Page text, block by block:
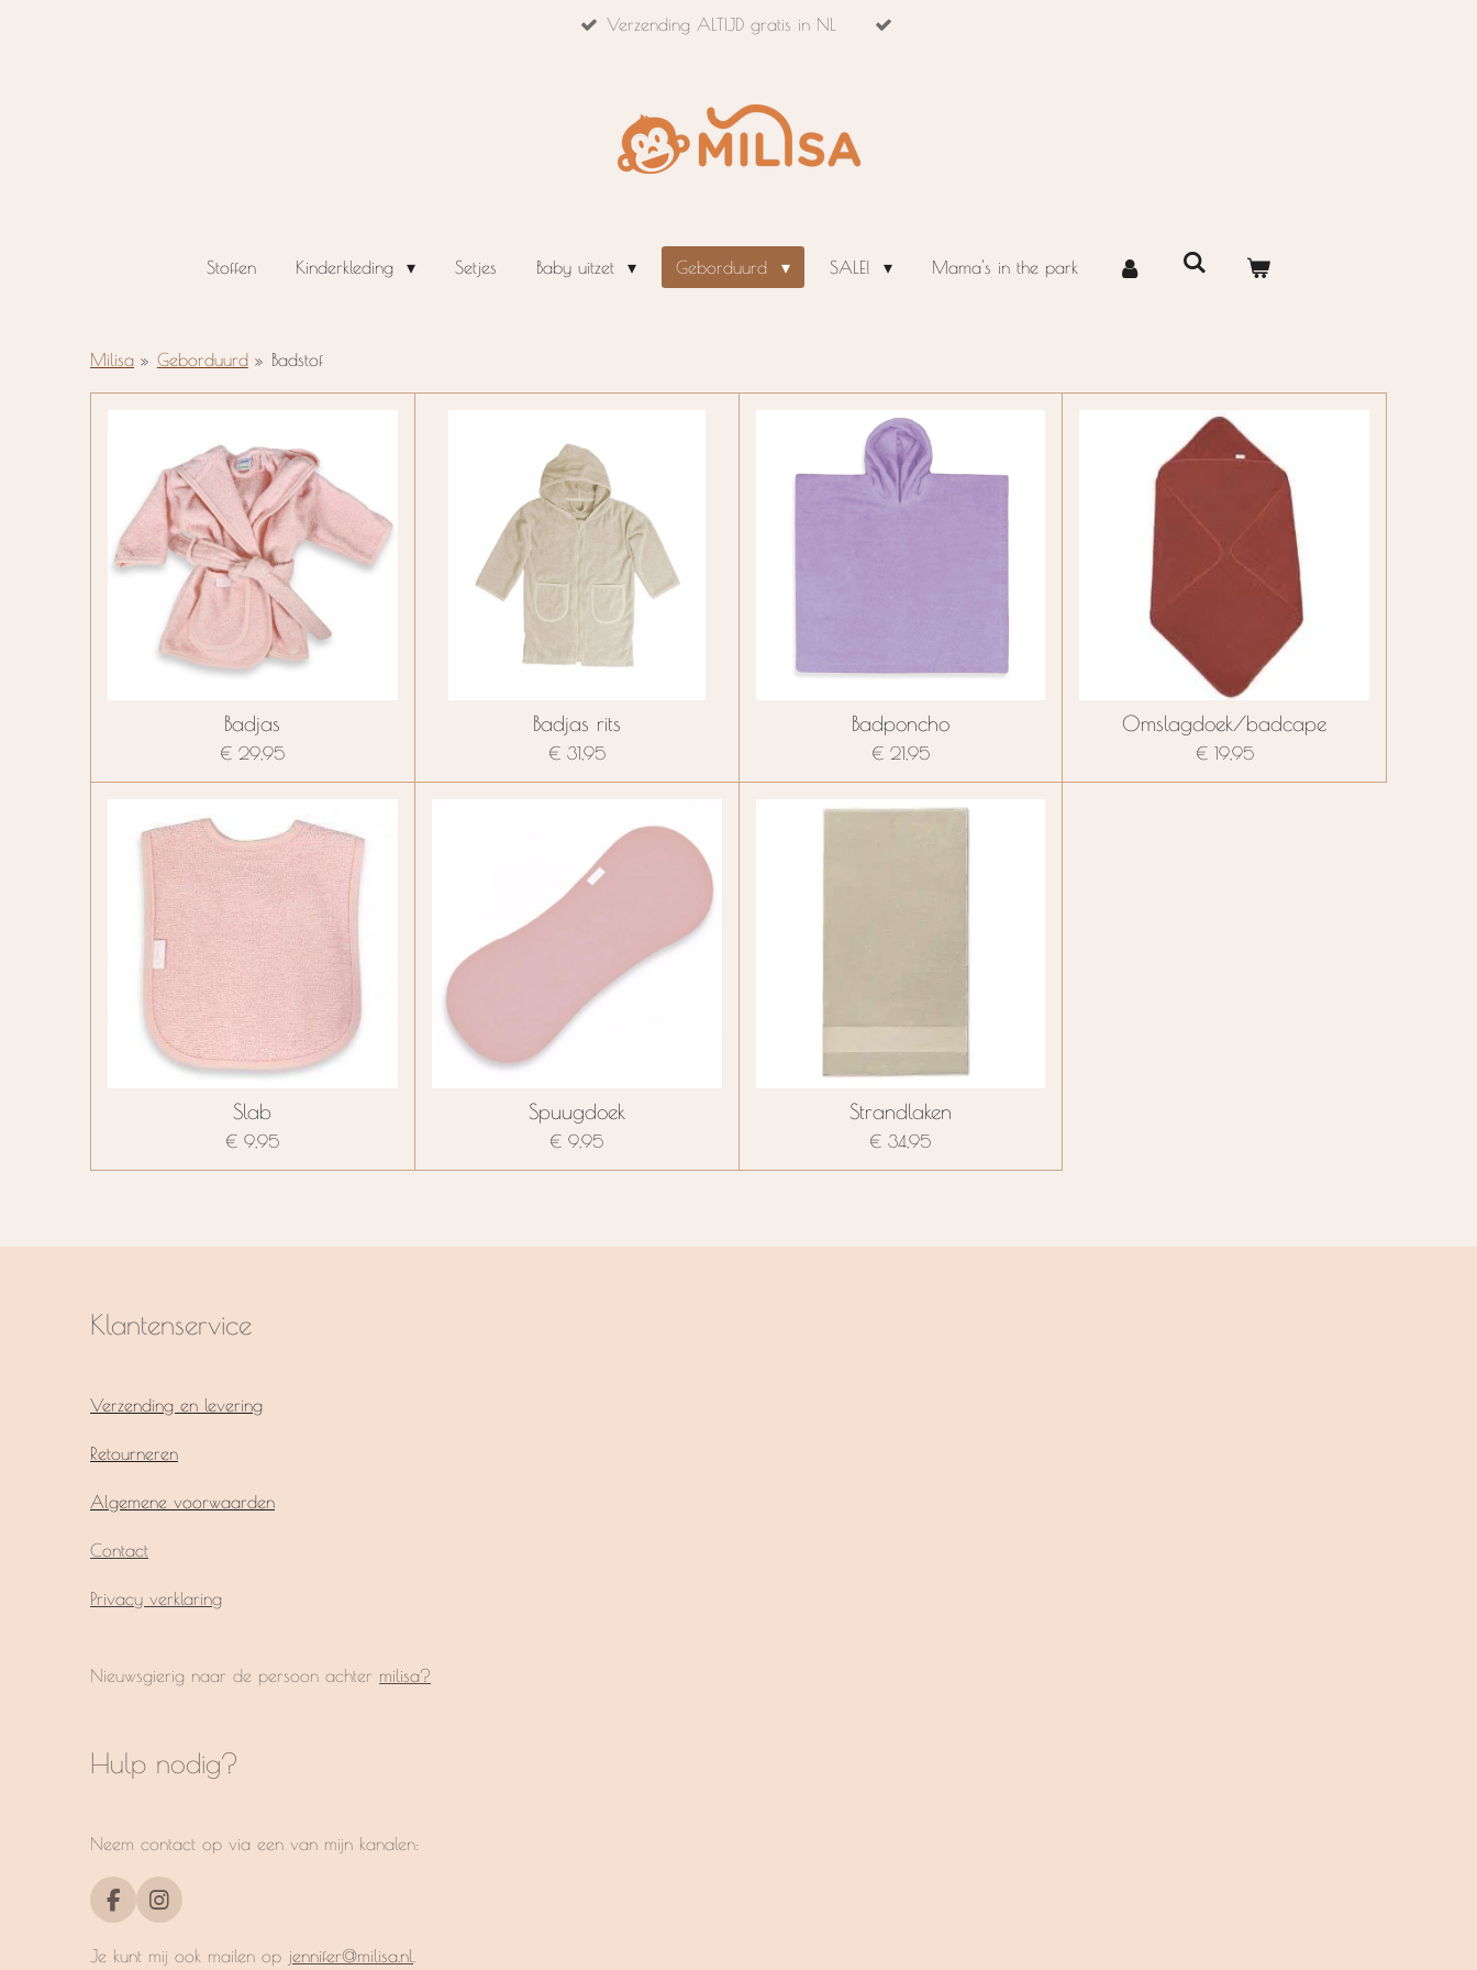
Verzending ALTIJD gratis in NL
Stoffen Kinderkleding Setjes Baby uitzet Geborduurd SALE! Mama's in the park
Milisa » Geborduurd » Badstof
Badjas
€ 29,95
Badjas rits
€ 31,95
Badponcho
€ 21,95
Omslagdoek/badcape
€ 19,95
Slab
€ 9,95
Spuugdoek
€ 9,95
Strandlaken
€ 34,95
Klantenservice
Verzending en levering
Retourneren
Algemene voorwaarden
Contact
Privacy verklaring
Nieuwsgierig naar de persoon achter milisa?
Hulp nodig?
Neem contact op via een van mijn kanalen:
F
a
c
I
n
s
Je kunt mij ook mailen op jennifer@milisa.nl